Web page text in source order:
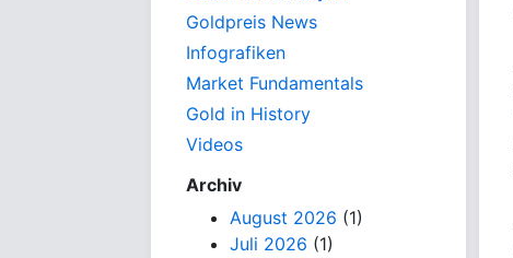
Goldpreis News
Infografiken
Market Fundamentals
Gold in History
Videos
Archiv
August 2026 (1)
Juli 2026 (1)